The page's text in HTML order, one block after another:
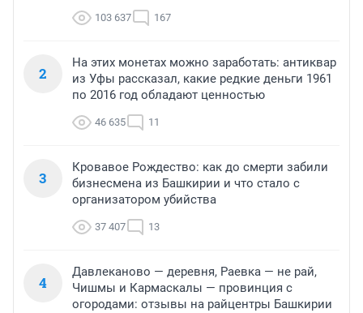
103 637 167
2
На этих монетах можно заработать: антиквар
из Уфы рассказал, какие редкие деньги 1961
по 2016 год обладают ценностью
46 635 11
3
Кровавое Рождество: как до смерти забили
бизнесмена из Башкирии и что стало с
организатором убийства
37 407 13
4
Давлеканово — деревня, Раевка — не рай,
Чишмы и Кармаскалы — провинция с
огородами: отзывы на райцентры Башкирии